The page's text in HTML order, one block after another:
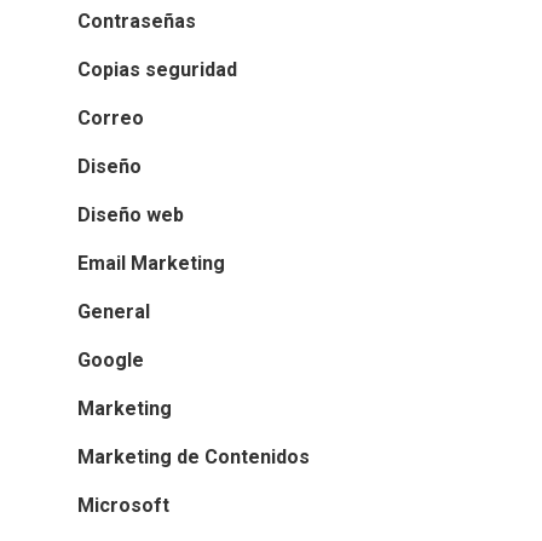
Contraseñas
Copias seguridad
Correo
Diseño
Diseño web
Email Marketing
General
Google
Marketing
Marketing de Contenidos
Microsoft